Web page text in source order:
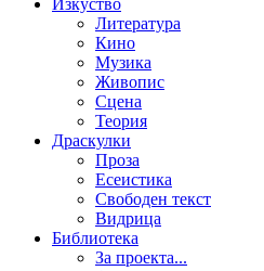
Изкуство
Литература
Кино
Музика
Живопис
Сцена
Теория
Драскулки
Проза
Есеистика
Свободен текст
Видрица
Библиотека
За проекта...